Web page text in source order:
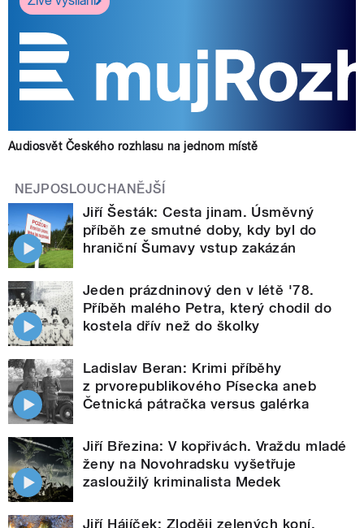
Audiosvět Českého rozhlasu na jednom místě
NEJPOSLOUCHANĚJŠÍ
Jiří Šesták: Cesta jinam. Úsměvný
příběh ze smutné doby, kdy byl do
hraniční Šumavy vstup zakázán
Jeden prázdninový den v létě '78.
Příběh malého Petra, který chodil do
kostela dřív než do školky
Ladislav Beran: Krimi příběhy
z prvorepublikového Písecka aneb
Četnická pátračka versus galérka
Jiří Březina: V kopřivách. Vraždu mladé
ženy na Novohradsku vyšetřuje
zasloužilý kriminalista Medek
Jiří Hájíček: Zloději zelených koní.